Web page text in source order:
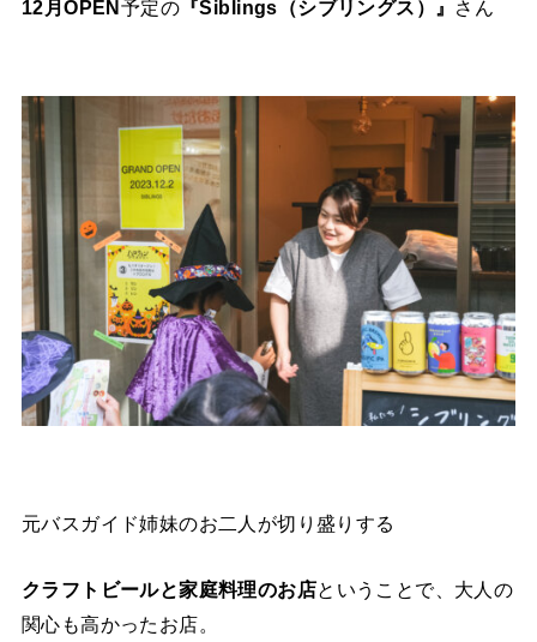
12月OPEN予定の 『Siblings（シブリングス）』 さん
元バスガイド姉妹のお二人が切り盛りする
クラフトビールと家庭料理のお店ということで、大人の
関心も高かったお店。